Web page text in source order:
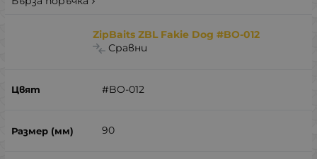
ZipBaits ZBL Fakie Dog #BO-012
Сравни
#BO-012
90